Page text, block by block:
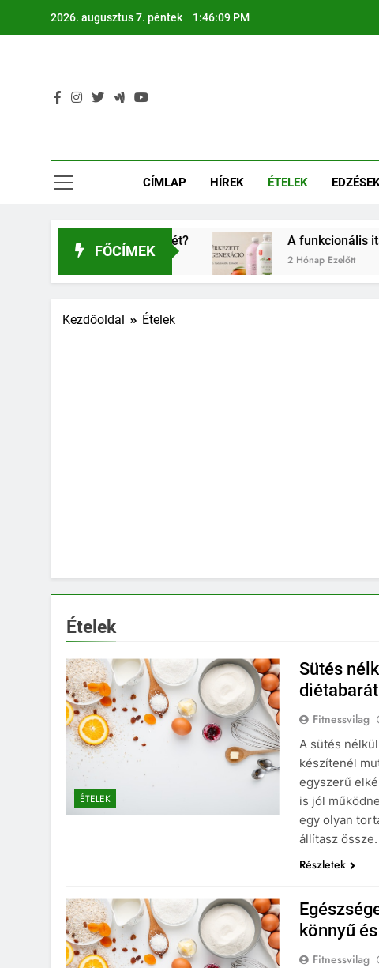
2026. augusztus 7. péntek 1:46:10 PM
CÍMLAP HÍREK ÉTELEK
FŐCÍMEK
egészségét? A funkcionális ital helyet
2 Hónap Ezelőtt
Kezdőoldal Ételek
Ételek
ÉTELEK
Sütés
Fitnessvilag
A sütés
készítenél
egyszerű
is jól
egy olyan
állítasz
Részletek
könnyű
Fitnessvilag